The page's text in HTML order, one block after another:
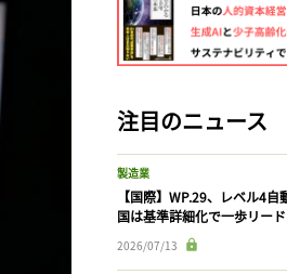
注目のニュース
製造業
【国際】WP.29、レベル4
国は基準詳細化で一歩リード
2026/07/13